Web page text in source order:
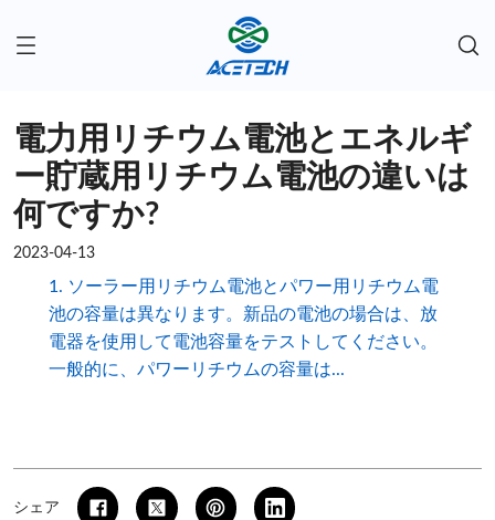
電力用リチウム電池とエネルギ
ー貯蔵用リチウム電池の違いは
何ですか?
2023-04-13
1. ソーラー用リチウム電池とパワー用リチウム電
池の容量は異なります。新品の電池の場合は、放
電器を使用して電池容量をテストしてください。
一般的に、パワーリチウムの容量は...
シェア